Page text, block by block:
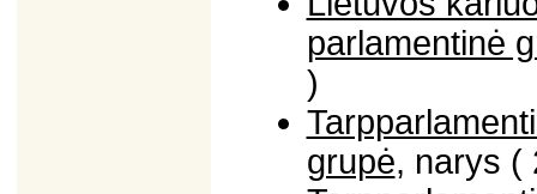
parlamentinė
)
grupė, narys (